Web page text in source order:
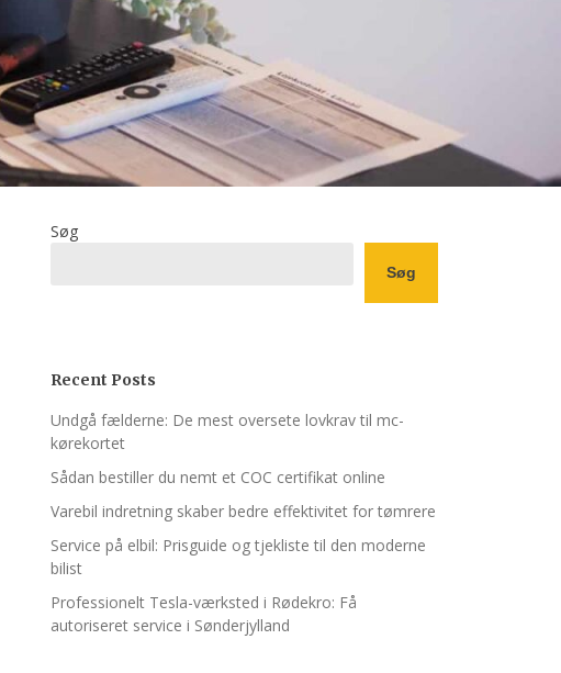
Søg
Søg
Recent Posts
Undgå fælderne: De mest oversete lovkrav til mc-
kørekortet
Sådan bestiller du nemt et COC certifikat online
Varebil indretning skaber bedre effektivitet for tømrere
Service på elbil: Prisguide og tjekliste til den moderne
bilist
Professionelt Tesla-værksted i Rødekro: Få
autoriseret service i Sønderjylland